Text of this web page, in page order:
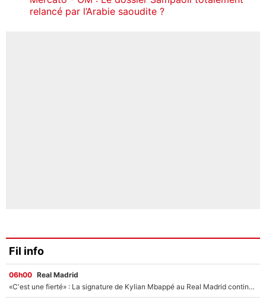
relancé par l’Arabie saoudite ?
Fil info
06h00 Real Madrid
«C'est une fierté» : La signature de Kylian Mbappé au Real Madrid continue de régaler l'Espagne